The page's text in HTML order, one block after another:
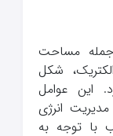
مساحت
شکل
این عوامل
انرژی
با توجه به